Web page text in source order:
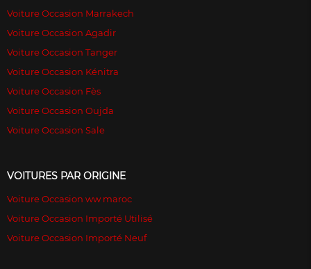
Voiture Occasion Marrakech
Voiture Occasion Agadir
Voiture Occasion Tanger
Voiture Occasion Kénitra
Voiture Occasion Fès
Voiture Occasion Oujda
Voiture Occasion Sale
VOITURES PAR ORIGINE
Voiture Occasion ww maroc
Voiture Occasion Importé Utilisé
Voiture Occasion Importé Neuf